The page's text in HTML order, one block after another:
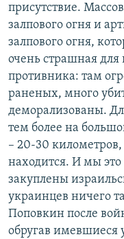
присутствие.
залпового огня и
залпового огня,
очень страшная
противника: там
раненых, много
деморализованы.
тем более на
– 20-30
находится. И мы
закуплены
украинцев ничего
Поповкин после
обругав имевшиеся